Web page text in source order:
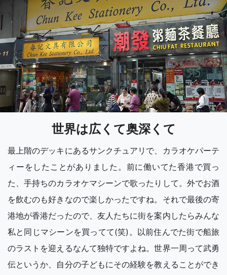
世界は広くて奥深くて
最上階のデッキにあるサンクチュアリで、カラオケパーテ
ィーをしたことがありました。前に働いてた香港で買っ
た、手持ちのカラオケマシーンで歌ったりして。外でお酒
を飲むのも好きなので楽しかったですね。それで最後の寄
港地が香港だったので、友人たちに街を案内したらみんな
私と同じマシーンを買ってて(笑)。以前住んでた街で船旅
のラストを迎えるなんて独特ですよね。世界一周って武勇
伝というか、自分の子どもにその経験を教えることができ